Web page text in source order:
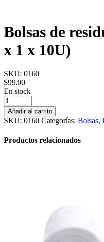
Bolsas de
x 1 x 10U)
SKU: 0160
$99.00
En stock
Bolsas
de
residuo
edificio
x
Añadir al carrito
SKU: 0160 Categorías: Bolsas,
Productos relacionados